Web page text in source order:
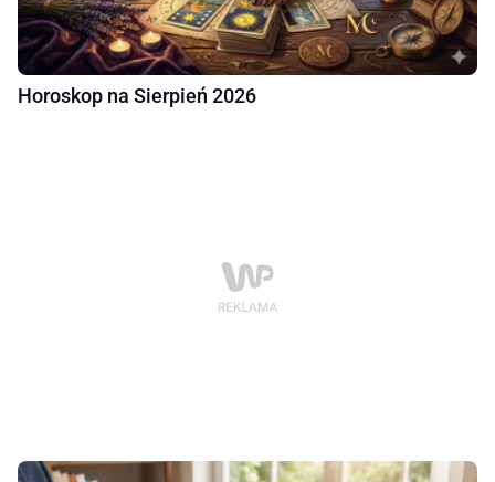
Horoskop na Sierpień 2026